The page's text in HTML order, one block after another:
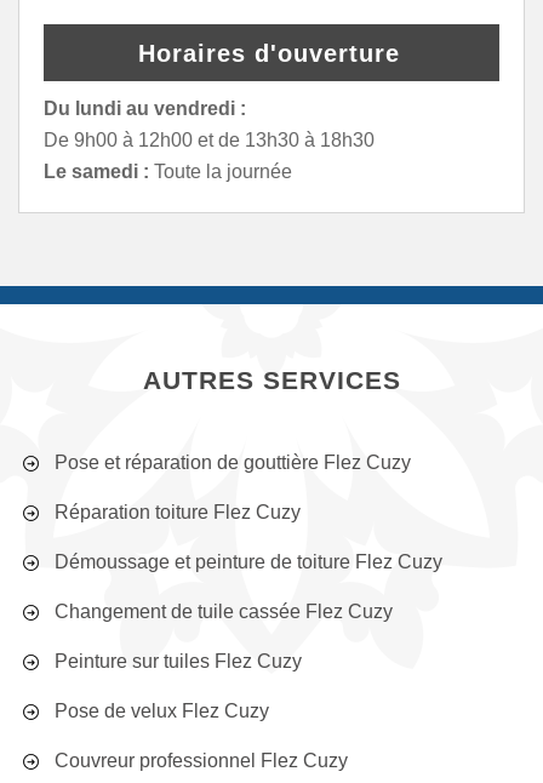
Horaires d'ouverture
Du lundi au vendredi :
De 9h00 à 12h00 et de 13h30 à 18h30
Le samedi : Toute la journée
AUTRES SERVICES
Pose et réparation de gouttière Flez Cuzy
Réparation toiture Flez Cuzy
Démoussage et peinture de toiture Flez Cuzy
Changement de tuile cassée Flez Cuzy
Peinture sur tuiles Flez Cuzy
Pose de velux Flez Cuzy
Couvreur professionnel Flez Cuzy